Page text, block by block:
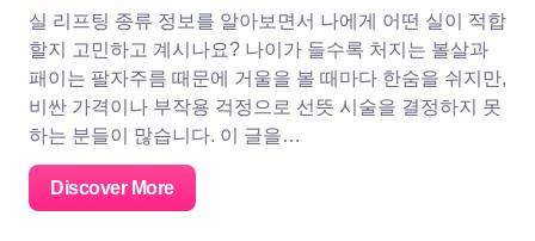
실 리프팅 종류 정보를 알아보면서 나에게 어떤 실이 적합
할지 고민하고 계시나요? 나이가 들수록 처지는 볼살과
패이는 팔자주름 때문에 거울을 볼 때마다 한숨을 쉬지만,
비싼 가격이나 부작용 걱정으로 선뜻 시술을 결정하지 못
하는 분들이 많습니다. 이 글을…
Discover More